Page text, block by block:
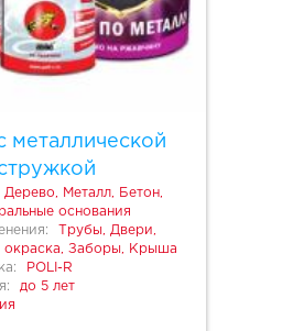
металлической
Дерево, Металл, Бетон,
основания
Трубы, Двери,
окраска, Заборы, Крыша
POLI-R
до 5 лет